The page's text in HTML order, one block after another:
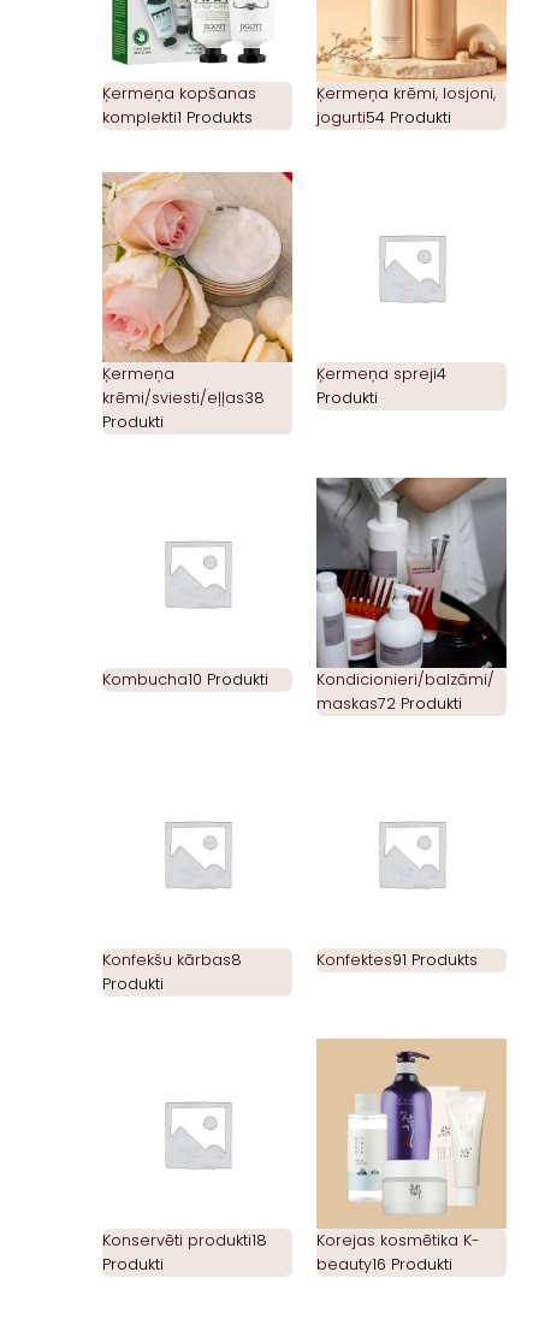
Ķermeņa kopšanas
komplekti1 Produkts
Ķermeņa krēmi, losjoni,
jogurti54 Produkti
Ķermeņa
krēmi/sviesti/eļļas38
Produkti
Ķermeņa spreji4
Produkti
Kombucha10 Produkti
Kondicionieri/balzāmi/
maskas72 Produkti
Konfekšu kārbas8
Produkti
Konfektes91 Produkts
Konservēti produkti18
Produkti
Korejas kosmētika K-
beauty16 Produkti